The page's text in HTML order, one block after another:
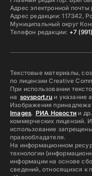
Адрес электронной почты
Адрес редакции: 117342,
Муниципальный округ
Телефон редакции: +7
Текстовые материалы,
по лицензии Creative
При использовании
на sovsport.ruи указание
Изображения
Images, РИА Новостии
коммерческих лицензий.
использование
правообладателя.
На информационном
технологии
информации на основе
сведений, относящихся к